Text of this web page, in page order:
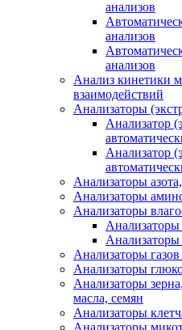
анализов
анализов
анализов
Анализ кинетики
взаимодействий
Анализаторы
Анализатор
Анализатор
Анализаторы
Анализаторы
Анализаторы
Анализаторы
Анализаторы
Анализаторы
Анализаторы
Анализаторы
масла, семян
Анализаторы
Анализаторы